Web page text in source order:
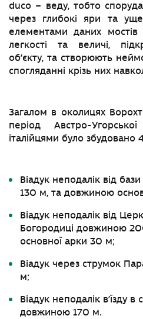
duco – веду, тобто
через глибокі яри та
елементами даних
легкості та величі,
об’єкту, та створюють
спогляданні крізь них
Загалом в околицях
період Австро-
італійцями було збудовано
Віадук неподалік від
130 м, та довжиною
Віадук неподалік від
Богородиці довжиною
основної арки 30 м;
Віадук через струмок
м;
Віадук неподалік в’їзду
довжиною 170 м.